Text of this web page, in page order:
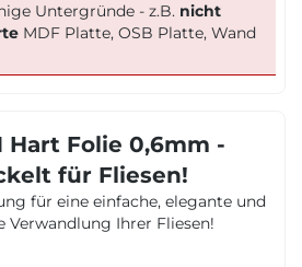
Untergründe - z.B. nicht
MDF Platte, OSB Platte, Wand
Hart Folie 0,6mm -
für Fliesen!
für eine einfache, elegante und
Verwandlung Ihrer Fliesen!